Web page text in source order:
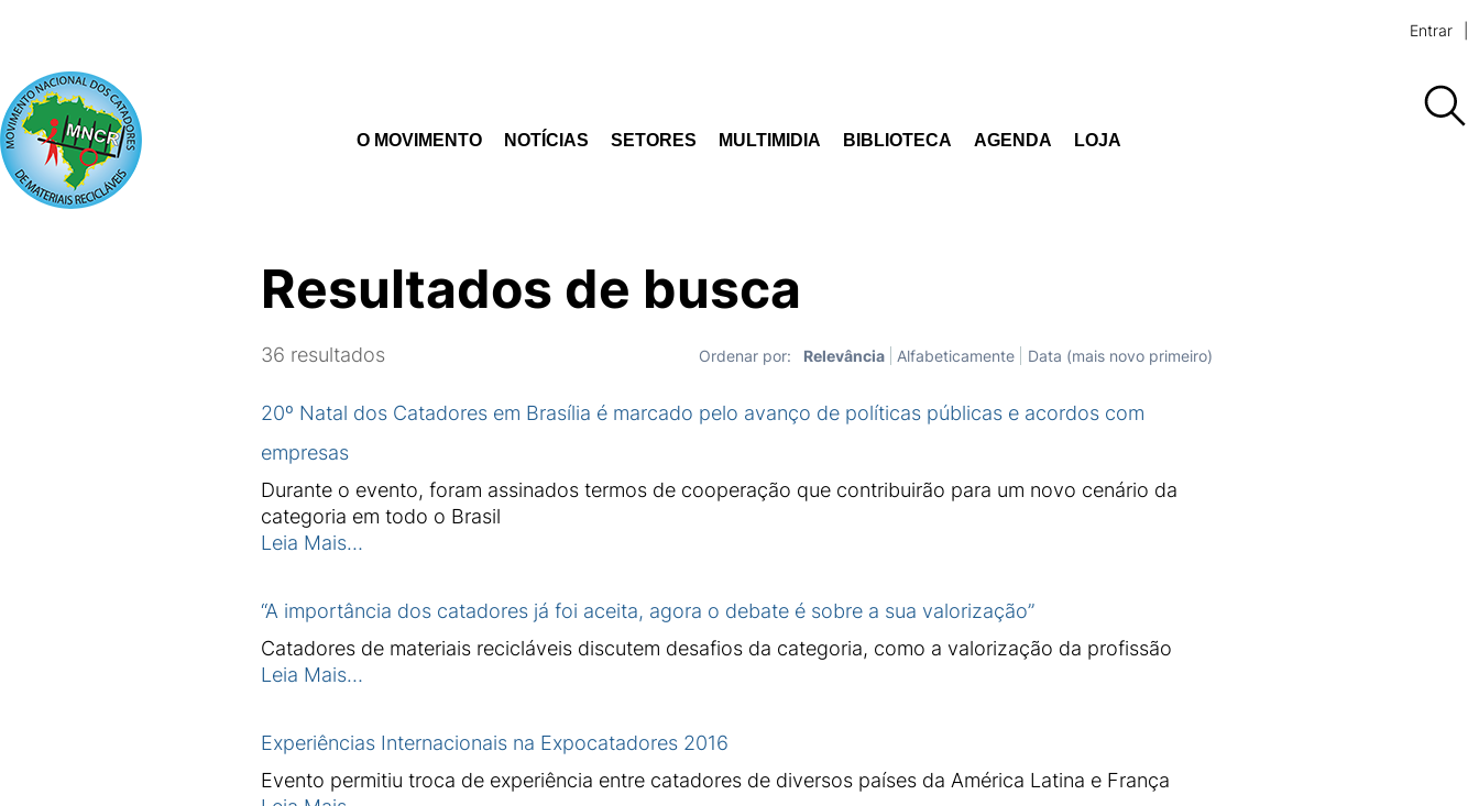
Entrar
O MOVIMENTO NOTÍCIAS SETORES MULTIMIDIA BIBLIOTECA AGENDA LOJA
Resultados de busca
36 resultados Ordenar por: Relevância Alfabeticamente Data (mais novo primeiro)
20º Natal dos Catadores em Brasília é marcado pelo avanço de políticas públicas e acordos com
empresas
Durante o evento, foram assinados termos de cooperação que contribuirão para um novo cenário da
categoria em todo o Brasil
Leia Mais…
“A importância dos catadores já foi aceita, agora o debate é sobre a sua valorização”
Catadores de materiais recicláveis discutem desafios da categoria, como a valorização da profissão
Leia Mais…
Experiências Internacionais na Expocatadores 2016
Evento permitiu troca de experiência entre catadores de diversos países da América Latina e França